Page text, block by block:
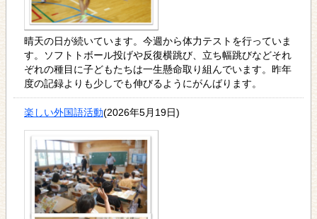
晴天の日が続いています。今週から体力テストを行っていま
す。ソフトトボール投げや反復横跳び、立ち幅跳びなどそれ
ぞれの種目に子どもたちは一生懸命取り組んでいます。昨年
度の記録よりも少しでも伸びるようにがんばります。
楽しい外国語活動(2026年5月19日)